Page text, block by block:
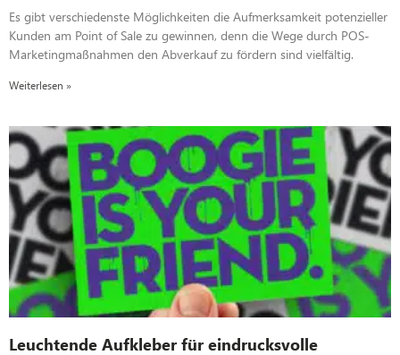
Es gibt verschiedenste Möglichkeiten die Aufmerksamkeit potenzieller
Kunden am Point of Sale zu gewinnen, denn die Wege durch POS-
Marketingmaßnahmen den Abverkauf zu fördern sind vielfältig.
Weiterlesen »
Leuchtende Aufkleber für eindrucksvolle